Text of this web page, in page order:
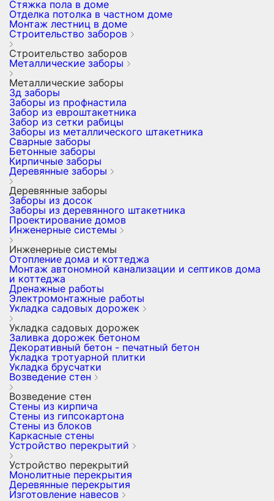
Стяжка пола в доме
Отделка потолка в частном доме
Монтаж лестниц в доме
Строительство заборов
Строительство заборов
Металлические заборы
Металлические заборы
3д заборы
Заборы из профнастила
Забор из евроштакетника
Забор из сетки рабицы
Заборы из металлического штакетника
Сварные заборы
Бетонные заборы
Кирпичные заборы
Деревянные заборы
Деревянные заборы
Заборы из досок
Заборы из деревянного штакетника
Проектирование домов
Инженерные системы
Инженерные системы
Отопление дома и коттеджа
Монтаж автономной канализации и септиков дома
и коттеджа
Дренажные работы
Электромонтажные работы
Укладка садовых дорожек
Укладка садовых дорожек
Заливка дорожек бетоном
Декоративный бетон - печатный бетон
Укладка тротуарной плитки
Укладка брусчатки
Возведение стен
Возведение стен
Стены из кирпича
Стены из гипсокартона
Стены из блоков
Каркасные стены
Устройство перекрытий
Устройство перекрытий
Монолитные перекрытия
Деревянные перекрытия
Изготовление навесов